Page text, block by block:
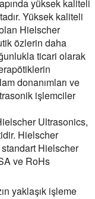
yüksek kaliteli
Yüksek kaliteli
Hielscher
özlerin daha
ticari olarak
donanımları ve
işlemciler
Ultrasonics,
Hielscher
standart Hielscher
ve RoHs
yaklaşık işleme